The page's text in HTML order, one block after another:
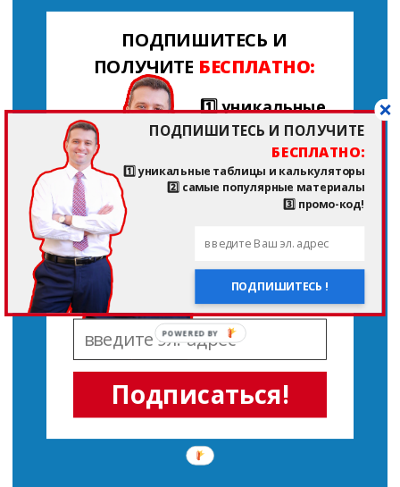
Подписаться!
ПОДПИШИТЕСЬ И
ПОЛУЧИТЕ БЕСПЛАТНО:
1️⃣ уникальные
таблицы и
калькуляторы
2️⃣ самые
материалы
3️⃣ промо-код!
ПОДПИШИТЕСЬ !
ПОДПИШИТЕСЬ И ПОЛУЧИТЕ
БЕСПЛАТНО:
1️⃣ уникальные таблицы и калькуляторы
2️⃣ самые популярные материалы
3️⃣ промо-код!
POWERED BY